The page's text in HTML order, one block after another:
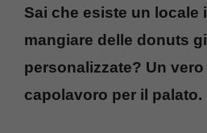
Sai che esiste un locale
mangiare delle donuts
personalizzate? Un
capolavoro per il palato.